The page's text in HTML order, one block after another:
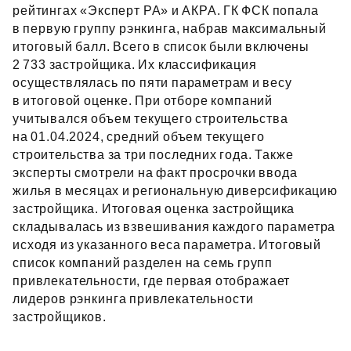
рейтингах «Эксперт РА» и АКРА. ГК ФСК попала
в первую группу рэнкинга, набрав максимальный
итоговый балл. Всего в список были включены
2 733 застройщика. Их классификация
осуществлялась по пяти параметрам и весу
в итоговой оценке. При отборе компаний
учитывался объем текущего строительства
на 01.04.2024, средний объем текущего
строительства за три последних года. Также
эксперты смотрели на факт просрочки ввода
жилья в месяцах и региональную диверсификацию
застройщика. Итоговая оценка застройщика
складывалась из взвешивания каждого параметра
исходя из указанного веса параметра. Итоговый
список компаний разделен на семь групп
привлекательности, где первая отображает
лидеров рэнкинга привлекательности
застройщиков.